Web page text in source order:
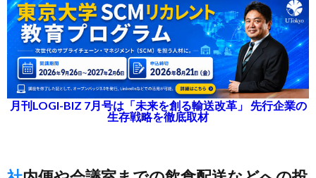
月刊LOGI-BIZ 7月号は「未来を創る輸送改革」 先行企業の
生存戦略を徹底取材